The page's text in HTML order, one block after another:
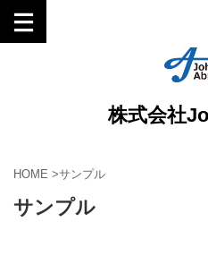
株式会社
HOME >サンプル
サンプル